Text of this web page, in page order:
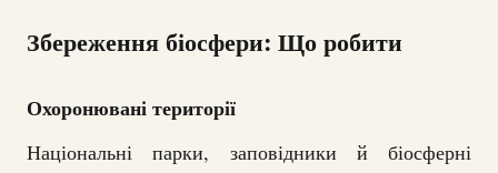
Збереження біосфери: Що робити
Охоронювані території
Національні парки, заповідники й біосферні